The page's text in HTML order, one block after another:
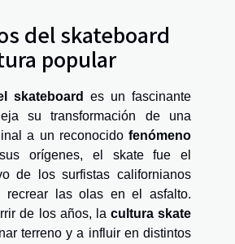
del skateboard
popular
skateboard
es un fascinante
su transformación de una
a un reconocido fenómeno
orígenes, el skate fue el
de los surfistas californianos
recrear las olas en el asfalto.
de los años, la cultura skate
terreno y a influir en distintos